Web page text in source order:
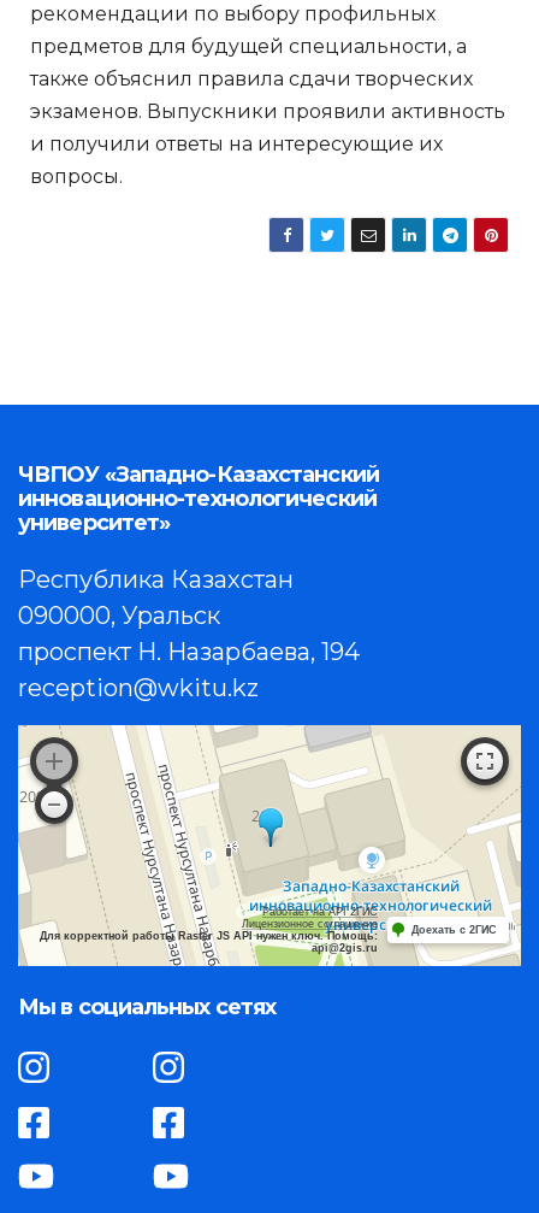
рекомендации по выбору профильных
предметов для будущей специальности, а
также объяснил правила сдачи творческих
экзаменов. Выпускники проявили активность
и получили ответы на интересующие их
вопросы.
ЧВПОУ «Западно-Казахстанский
инновационно-технологический
университет»
Республика Казахстан
090000, Уральск
проспект Н. Назарбаева, 194
reception@wkitu.kz
Работает на API 2ГИС
Лицензионное соглашение
Для корректной работы Raster JS API нужен ключ. Помощь:
api@2gis.ru
Доехать с 2ГИС
Мы в социальных сетях